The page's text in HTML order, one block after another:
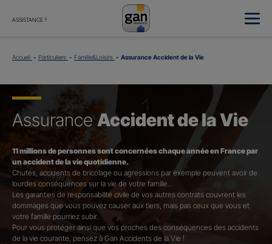
ASSISTANCE ?
Accueil Particuliers Famille&Loisirs Assurance Accident de la Vie
AssuranceAccident de la Vie
11 millions de personnes sont concernées chaque année en France par
un accident de la vie quotidienne.
Chutes, accidents de bricolage ou agressions par exemple peuvent avoir de
lourdes conséquences sur la vie de votre famille…
Les garanties de responsabilité civile de vos autres contrats couvrent les
dommages que vous pouvez causer aux tiers, mais pas ceux que vous et
votre famille pourriez subir.
Pour vous protéger ainsi que vos proches des conséquences des accidents
de la vie courante, pensez à Gan Accidents de la Vie !